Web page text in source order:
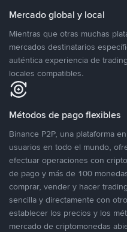
Mercado global y local
Mientras que otras muchas
mercados destinatarios
auténtica experiencia de
locales compatibles.
Métodos de pago flexibles
Binance P2P, una plataforma
usuarios en todo el mundo,
efectuar operaciones con
de pago y más de 100
comprar, vender y hacer
sencilla y directamente con
establecer los precios y los
mercado de criptomonedas